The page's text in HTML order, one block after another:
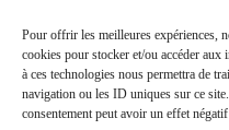
Pour offrir les meilleures expériences,
cookies pour stocker et/ou accéder
à ces technologies nous permettra de
navigation ou les ID uniques sur ce
consentement peut avoir un effet
Au
18 Rue des